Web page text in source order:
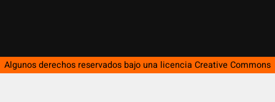
Algunos derechos reservados bajo una licencia Creative Commons